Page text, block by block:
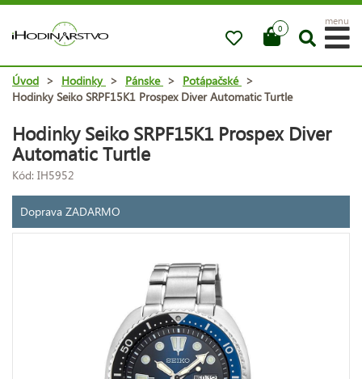
0
menu
Úvod > Hodinky > Pánske > Potápačské >
Hodinky Seiko SRPF15K1 Prospex Diver Automatic Turtle
Hodinky Seiko SRPF15K1 Prospex Diver
Automatic Turtle
Kód: IH5952
Doprava ZADARMO